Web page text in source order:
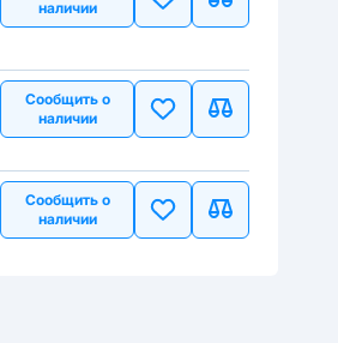
наличии
Сообщить о
наличии
Сообщить о
наличии